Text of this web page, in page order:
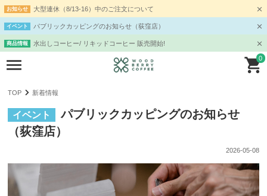
お知らせ 大型連休（8/13-16）中のご注文について
イベント パブリックカッピングのお知らせ（荻窪店）
商品情報 水出しコーヒー/ リキッドコーヒー 販売開始!
0
TOP 新着情報
イベント
パブリックカッピングのお知らせ
（荻窪店）
2026-05-08